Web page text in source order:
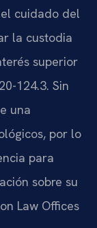
cuidado del
la custodia
superior
124.3. Sin
una
por lo
para
sobre su
Law Offices